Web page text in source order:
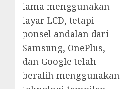
lama menggunakan
layar LCD, tetapi
ponsel andalan dari
Samsung, OnePlus,
dan Google telah
beralih menggunakan